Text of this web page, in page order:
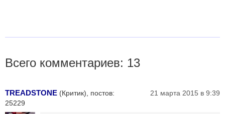
Всего комментариев: 13
TREADSTONE (Критик), постов:
25229
21 марта 2015 в 9:39